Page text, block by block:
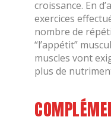
croissance. En
exercices
nombre de
“l’appétit”
muscles vont
plus de